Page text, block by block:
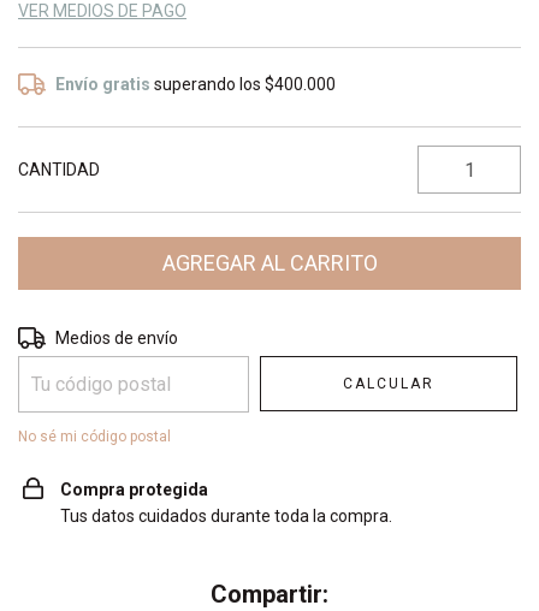
VER MEDIOS DE PAGO
Envío gratis superando los$400.000
CANTIDAD
Entregas para el CP:
Medios de envío
CALCULAR
No sé mi código postal
Compra protegida
Tus datos cuidados durante toda la compra.
Compartir: